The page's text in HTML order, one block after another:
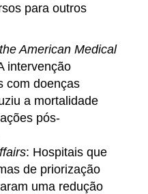
para outros
American Medical
intervenção
com doenças
a mortalidade
pós-
: Hospitais que
de priorização
uma redução